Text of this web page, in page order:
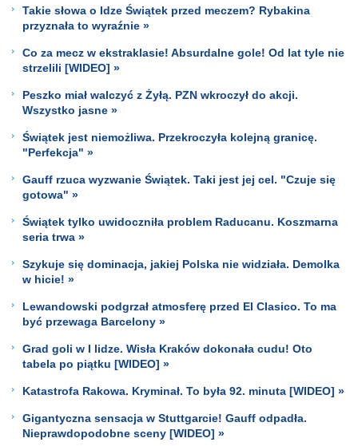
Takie słowa o Idze Świątek przed meczem? Rybakina
przyznała to wyraźnie »
Co za mecz w ekstraklasie! Absurdalne gole! Od lat tyle nie
strzelili [WIDEO] »
Peszko miał walczyć z Żyłą. PZN wkroczył do akcji.
Wszystko jasne »
Świątek jest niemożliwa. Przekroczyła kolejną granicę.
"Perfekcja" »
Gauff rzuca wyzwanie Świątek. Taki jest jej cel. "Czuje się
gotowa" »
Świątek tylko uwidoczniła problem Raducanu. Koszmarna
seria trwa »
Szykuje się dominacja, jakiej Polska nie widziała. Demolka
w hicie! »
Lewandowski podgrzał atmosferę przed El Clasico. To ma
być przewaga Barcelony »
Grad goli w I lidze. Wisła Kraków dokonała cudu! Oto
tabela po piątku [WIDEO] »
Katastrofa Rakowa. Kryminał. To była 92. minuta [WIDEO] »
Gigantyczna sensacja w Stuttgarcie! Gauff odpadła.
Nieprawdopodobne sceny [WIDEO] »